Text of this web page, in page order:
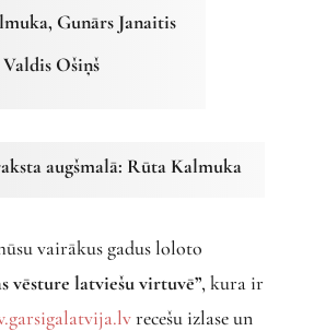
Gunārs Janaitis
Ošiņš
augšmalā: Rūta Kalmuka
vairākus gadus loloto
vēsture latviešu virtuvē”, kura ir
recešu izlase un